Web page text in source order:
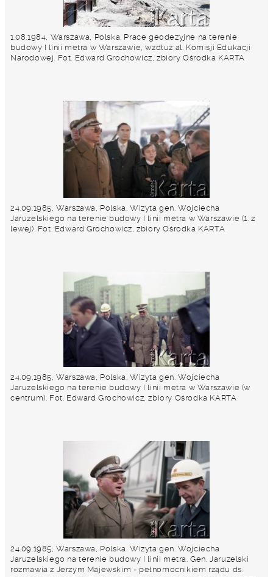
1.08.1984, Warszawa, Polska. Prace geodezyjne na terenie
budowy I linii metra w Warszawie, wzdłuż al. Komisji Edukacji
Narodowej. Fot. Edward Grochowicz, zbiory Ośrodka KARTA
24.09.1985, Warszawa, Polska. Wizyta gen. Wojciecha
Jaruzelskiego na terenie budowy I linii metra w Warszawie (1. z
lewej). Fot. Edward Grochowicz, zbiory Ośrodka KARTA
24.09.1985, Warszawa, Polska. Wizyta gen. Wojciecha
Jaruzelskiego na terenie budowy I linii metra w Warszawie (w
centrum). Fot. Edward Grochowicz, zbiory Ośrodka KARTA
24.09.1985, Warszawa, Polska. Wizyta gen. Wojciecha
Jaruzelskiego na terenie budowy I linii metra. Gen. Jaruzelski
rozmawia z Jerzym Majewskim - pełnomocnikiem rządu ds.